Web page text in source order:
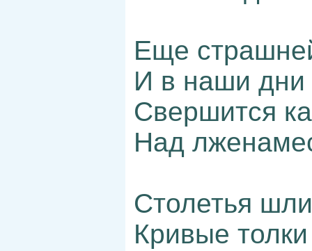
Еще
И в наши
Свершится
Над
Столетья
Кривые